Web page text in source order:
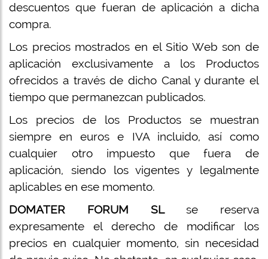
descuentos que fueran de aplicación a dicha
compra.
Los precios mostrados en el Sitio Web son de
aplicación exclusivamente a los Productos
ofrecidos a través de dicho Canal y durante el
tiempo que permanezcan publicados.
Los precios de los Productos se muestran
siempre en euros e IVA incluido, así como
cualquier otro impuesto que fuera de
aplicación, siendo los vigentes y legalmente
aplicables en ese momento.
DOMATER FORUM SLse reserva
expresamente el derecho de modificar los
precios en cualquier momento, sin necesidad